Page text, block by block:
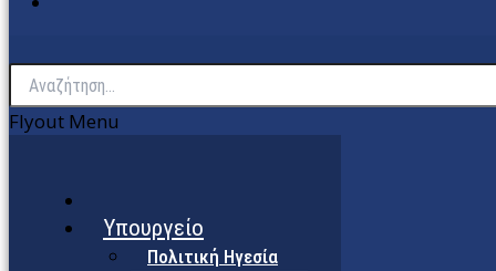
Flyout Menu
Υπουργείο
Πολιτική Ηγεσία